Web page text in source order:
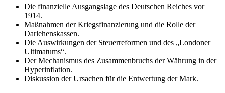
Die finanzielle Ausgangslage des Deutschen Reiches vor
1914.
Maßnahmen der Kriegsfinanzierung und die Rolle der
Darlehenskassen.
Die Auswirkungen der Steuerreformen und des „Londoner
Ultimatums“.
Der Mechanismus des Zusammenbruchs der Währung in der
Hyperinflation.
Diskussion der Ursachen für die Entwertung der Mark.